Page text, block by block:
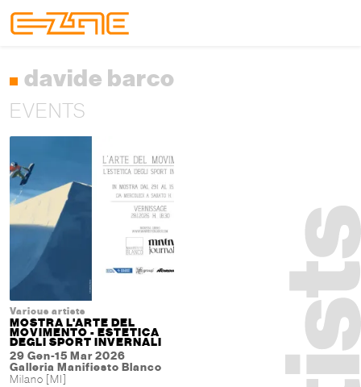
davide barco
EVENTS
Various artists
MOSTRA L'ARTE DEL
MOVIMENTO - ESTETICA
DEGLI SPORT INVERNALI
29 Gen-15 Mar 2026
Galleria Manifiesto Blanco
Milano [MI]